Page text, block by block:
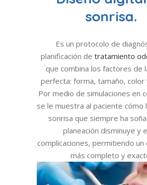
sonrisa.
Es un protocolo de
planificación de tratamiento
que combina los factores de
perfecta: forma, tamaño, color
Por medio de simulaciones en
se le muestra al paciente cómo
sonrisa que siempre ha
planeación disminuye y
complicaciones, permitiendo un
más completo y